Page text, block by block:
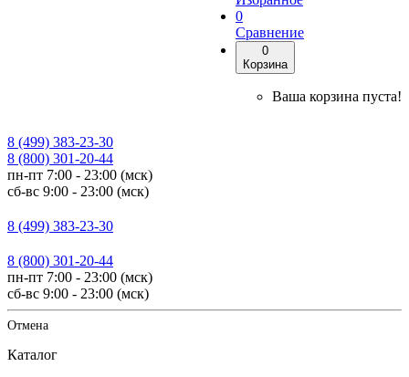
0
Сравнение
0
Корзина
Ваша корзина пуста!
8 (499) 383-23-30
8 (800) 301-20-44
пн-пт 7:00 - 23:00 (мск)
сб-вс 9:00 - 23:00 (мск)
8 (499) 383-23-30
8 (800) 301-20-44
пн-пт 7:00 - 23:00 (мск)
сб-вс 9:00 - 23:00 (мск)
Отмена
Каталог